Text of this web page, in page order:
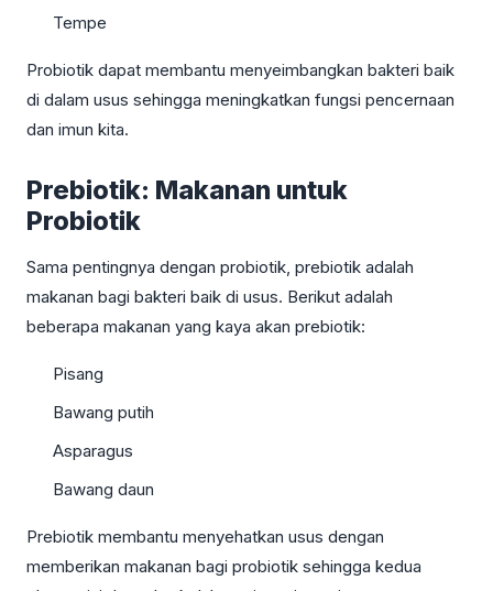
Tempe
Probiotik dapat membantu menyeimbangkan bakteri baik
di dalam usus sehingga meningkatkan fungsi pencernaan
dan imun kita.
Prebiotik: Makanan untuk
Probiotik
Sama pentingnya dengan probiotik, prebiotik adalah
makanan bagi bakteri baik di usus. Berikut adalah
beberapa makanan yang kaya akan prebiotik:
Pisang
Bawang putih
Asparagus
Bawang daun
Prebiotik membantu menyehatkan usus dengan
memberikan makanan bagi probiotik sehingga kedua